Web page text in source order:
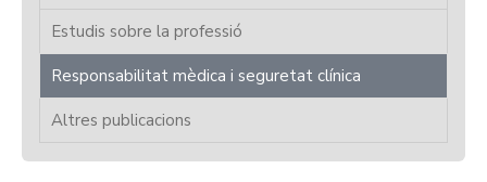
Estudis sobre la professió
Responsabilitat mèdica i seguretat clínica
Altres publicacions